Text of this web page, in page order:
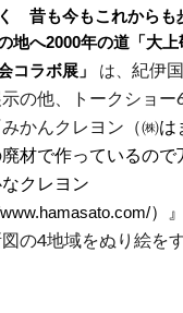
く 昔も今もこれからも
地へ2000年の道「大
コラボ展」
は、紀伊
の他、トークショー
かんクレヨン（㈱は
材で作っているので
クレヨン
）
の4地域をぬり絵を